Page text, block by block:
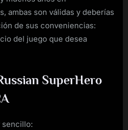
ambas son válidas y deberías
de sus conveniencias:
del juego que desea
SuperHero
sencillo: